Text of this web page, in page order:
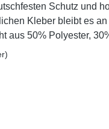
Schutz und
Kleber bleibt es
und 20% Viskose. Weitere
schnellen